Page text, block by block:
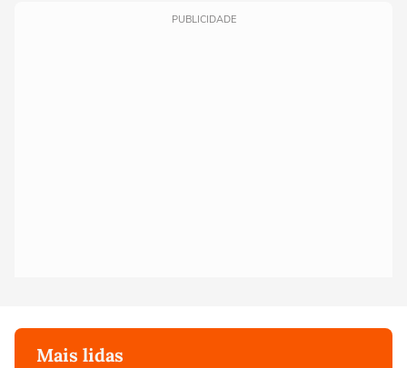
PUBLICIDADE
Mais lidas